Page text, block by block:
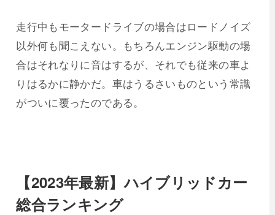
走行中もモータードライブの場合はロードノイズ
以外何も聞こえない。もちろんエンジン駆動の場
合はそれなりに音はするが、それでも従来の車よ
りはるかに静かだ。車はうるさいものという常識
がついに覆ったのである。
【2023年最新】ハイブリッドカー
総合ランキング